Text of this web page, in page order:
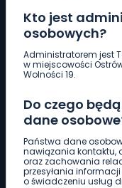
Kto jest
osobowych?
Administratorem jest
w miejscowości
Wolności 19.
Do czego
dane
Państwa dane
nawiązania kontaktu,
oraz zachowania
przesyłania
o świadczeniu usług
Pobierz logotyp
661 997 997
REDAKCJA
62 735 22 22